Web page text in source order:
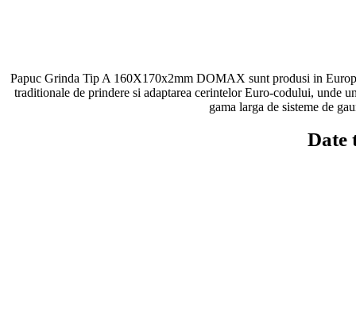
Papuc Grinda Tip A 160X170x2mm DOMAX sunt produsi in
traditionale de prindere si adaptarea cerintelor Euro-codului, unde
gama larga de sisteme de
Date